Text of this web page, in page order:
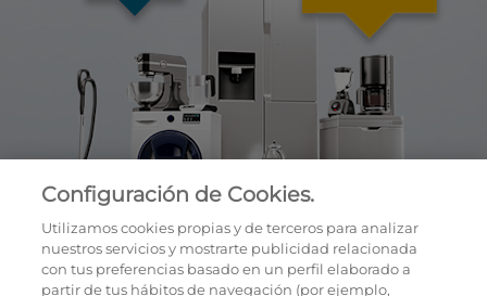
Configuración de Cookies.
Utilizamos cookies propias y de terceros para analizar
nuestros servicios y mostrarte publicidad relacionada
con tus preferencias basado en un perfil elaborado a
partir de tus hábitos de navegación (por ejemplo,